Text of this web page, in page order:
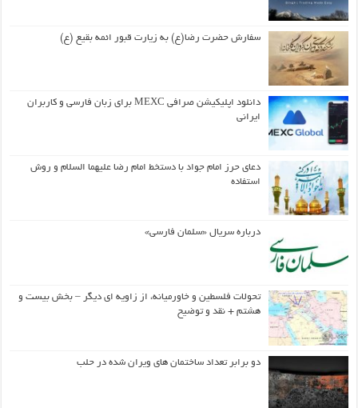
سفارش حضرت رضا(ع) به زیارت قبور ائمه بقیع (ع)
دانلود اپلیکیشن صرافی MEXC برای زبان فارسی و کاربران
ایرانی
دعای حرز امام جواد با دستخط امام رضا علیهما السلام و روش
استفاده
درباره سریال «سلمان فارسی»
تحولات فلسطین و خاورمیانه، از زاویه ای دیگر – بخش بیست و
هشتم + نقد و توضیح
دو برابر تعداد ساختمان های ویران شده در حلب